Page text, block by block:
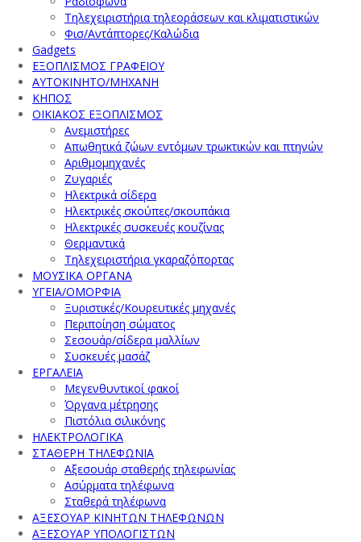
Τηλεχειριστήρια τηλεοράσεων και κλιματιστικών
Φισ/Αντάπτορες/Καλώδια
Gadgets
ΕΞΟΠΛΙΣΜΟΣ ΓΡΑΦΕΙΟΥ
ΑΥΤΟΚΙΝΗΤΟ/ΜΗΧΑΝΗ
ΚΗΠΟΣ
ΟΙΚΙΑΚΟΣ ΕΞΟΠΛΙΣΜΟΣ
Ανεμιστήρες
Απωθητικά ζώων εντόμων τρωκτικών και πτηνών
Αριθμομηχανές
Ζυγαριές
Ηλεκτρικά σίδερα
Ηλεκτρικές σκούπες/σκουπάκια
Ηλεκτρικές συσκευές κουζίνας
Θερμαντικά
Τηλεχειριστήρια γκαραζόπορτας
ΜΟΥΣΙΚΑ ΟΡΓΑΝΑ
ΥΓΕΙΑ/ΟΜΟΡΦΙΑ
Ξυριστικές/Κουρευτικές μηχανές
Περιποίηση σώματος
Σεσουάρ/σίδερα μαλλίων
Συσκευές μασάζ
ΕΡΓΑΛΕΙΑ
Μεγενθυντικοί φακοί
Όργανα μέτρησης
Πιστόλια σιλικόνης
ΗΛΕΚΤΡΟΛΟΓΙΚΑ
ΣΤΑΘΕΡΗ ΤΗΛΕΦΩΝΙΑ
Αξεσουάρ σταθερής τηλεφωνίας
Ασύρματα τηλέφωνα
Σταθερά τηλέφωνα
ΑΞΕΣΟΥΑΡ ΚΙΝΗΤΩΝ ΤΗΛΕΦΩΝΩΝ
ΑΞΕΣΟΥΑΡ ΥΠΟΛΟΓΙΣΤΩΝ